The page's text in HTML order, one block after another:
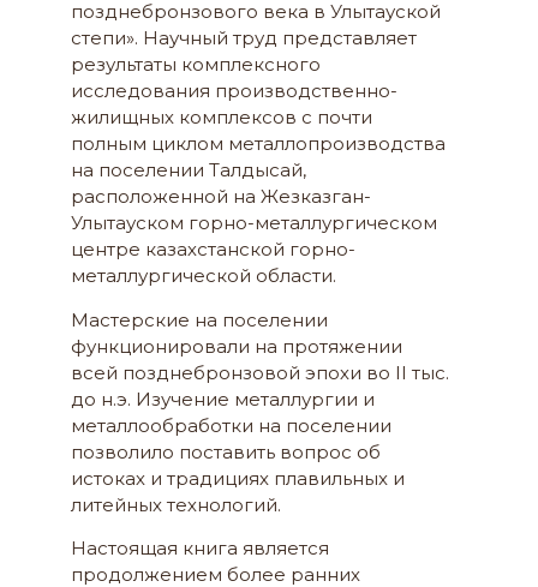
позднебронзового века в Улытауской
степи». Научный труд представляет
результаты комплексного
исследования производственно-
жилищных комплексов с почти
полным циклом металлопроизводства
на поселении Талдысай,
расположенной на Жезказган-
Улытауском горно-металлургическом
центре казахстанской горно-
металлургической области.
Мастерские на поселении
функционировали на протяжении
всей позднебронзовой эпохи во II тыс.
до н.э. Изучение металлургии и
металлообработки на поселении
позволило поставить вопрос об
истоках и традициях плавильных и
литейных технологий.
Настоящая книга является
продолжением более ранних